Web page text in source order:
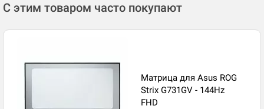
С этим товаром часто покупают
Матрица для Asus ROG
Strix G731GV - 144Hz
FHD